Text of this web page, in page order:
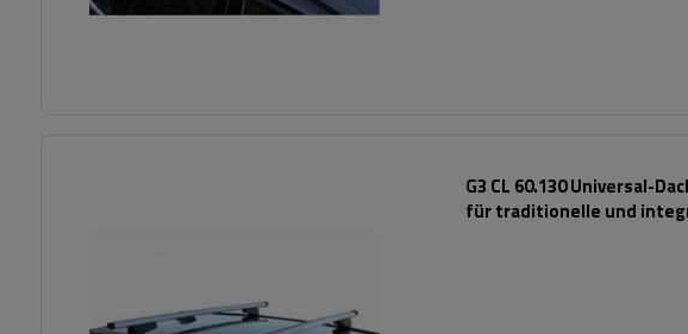
G3 CL 60.130 Universal-
für traditionelle und